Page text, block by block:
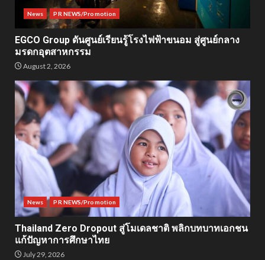
News PR NEWS/Promotion
EGCO Group ดันศูนย์เรียนรู้โรงไฟฟ้าขนอม สู่ศูนย์กลาง
มรดกอุตสาหกรรม
August 2, 2026
News PR NEWS/Promotion
Thailand Zero Dropout สู่โมเดลชาติ พลิกบทบาทเอกชน
แก้ปัญหาการศึกษาไทย
July 29, 2026